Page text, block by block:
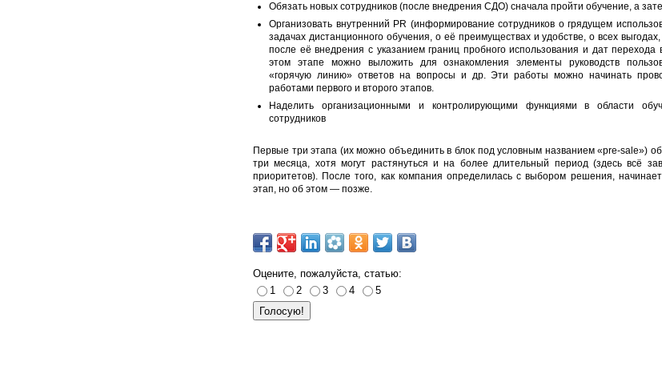
Обязать новых сотрудников (после внедрения СДО) сначала пройти обучение, а
Организовать внутренний PR (информирование сотрудников о грядущем
задачах дистанционного обучения, о её преимуществах и удобстве, о всех
после её внедрения с указанием границ пробного использования и дат
этом этапе можно выложить для ознакомления элементы руководств
«горячую линию» ответов на вопросы и др. Эти работы можно начинать
работами первого и второго этапов.
Наделить организационными и контролирующими функциями в области
сотрудников
Первые три этапа (их можно объединить в блок под условным названием «pre-sale»)
три месяца, хотя могут растянуться и на более длительный период (здесь всё
приоритетов). После того, как компания определилась с выбором решения,
этап, но об этом — позже.
Оцените, пожалуйста, статью:
1
2 3 4 5